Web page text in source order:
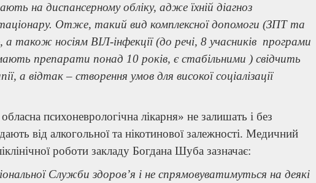
на диспансерному обліку, адже їхній діагноз
Отже, такий вид комплексної допомоги (ЗПТ та
також носіям ВІЛ-інфекції (до речі, 8 учасників програми
препарати понад 10 років, є стабільними ) свідчить
а відтак – створення умов для високої соціалізації
психоневрологічна лікарня» не залишать і без
від алкогольної та нікотинової залежності. Медичний
роботи закладу Богдана Шуба зазначає:
Служби здоров’я і не спрямовуватимуться на деякі